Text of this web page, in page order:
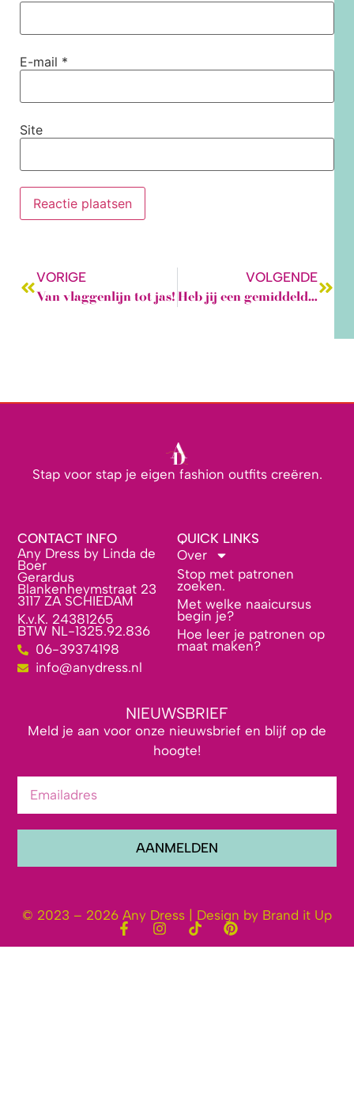
E-mail *
Site
VORIGE
Van vlaggenlijn tot jas!
VOLGENDE
Heb jij een gemiddeld lichaam?
Stap voor stap je eigen fashion outfits creëren.
CONTACT INFO
Any Dress by Linda de
Boer
Gerardus
Blankenheymstraat 23
3117 ZA SCHIEDAM
K.v.K. 24381265
BTW NL-1325.92.836
06-39374198
info@anydress.nl
QUICK LINKS
Over
Stop met patronen
zoeken.
Met welke naaicursus
begin je?
Hoe leer je patronen op
maat maken?
NIEUWSBRIEF
Meld je aan voor onze nieuwsbrief en blijf op de
hoogte!
AANMELDEN
© 2023 – 2026 Any Dress | Design by Brand it Up